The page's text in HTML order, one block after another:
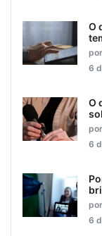
O
por
6
O
por
6
por
6